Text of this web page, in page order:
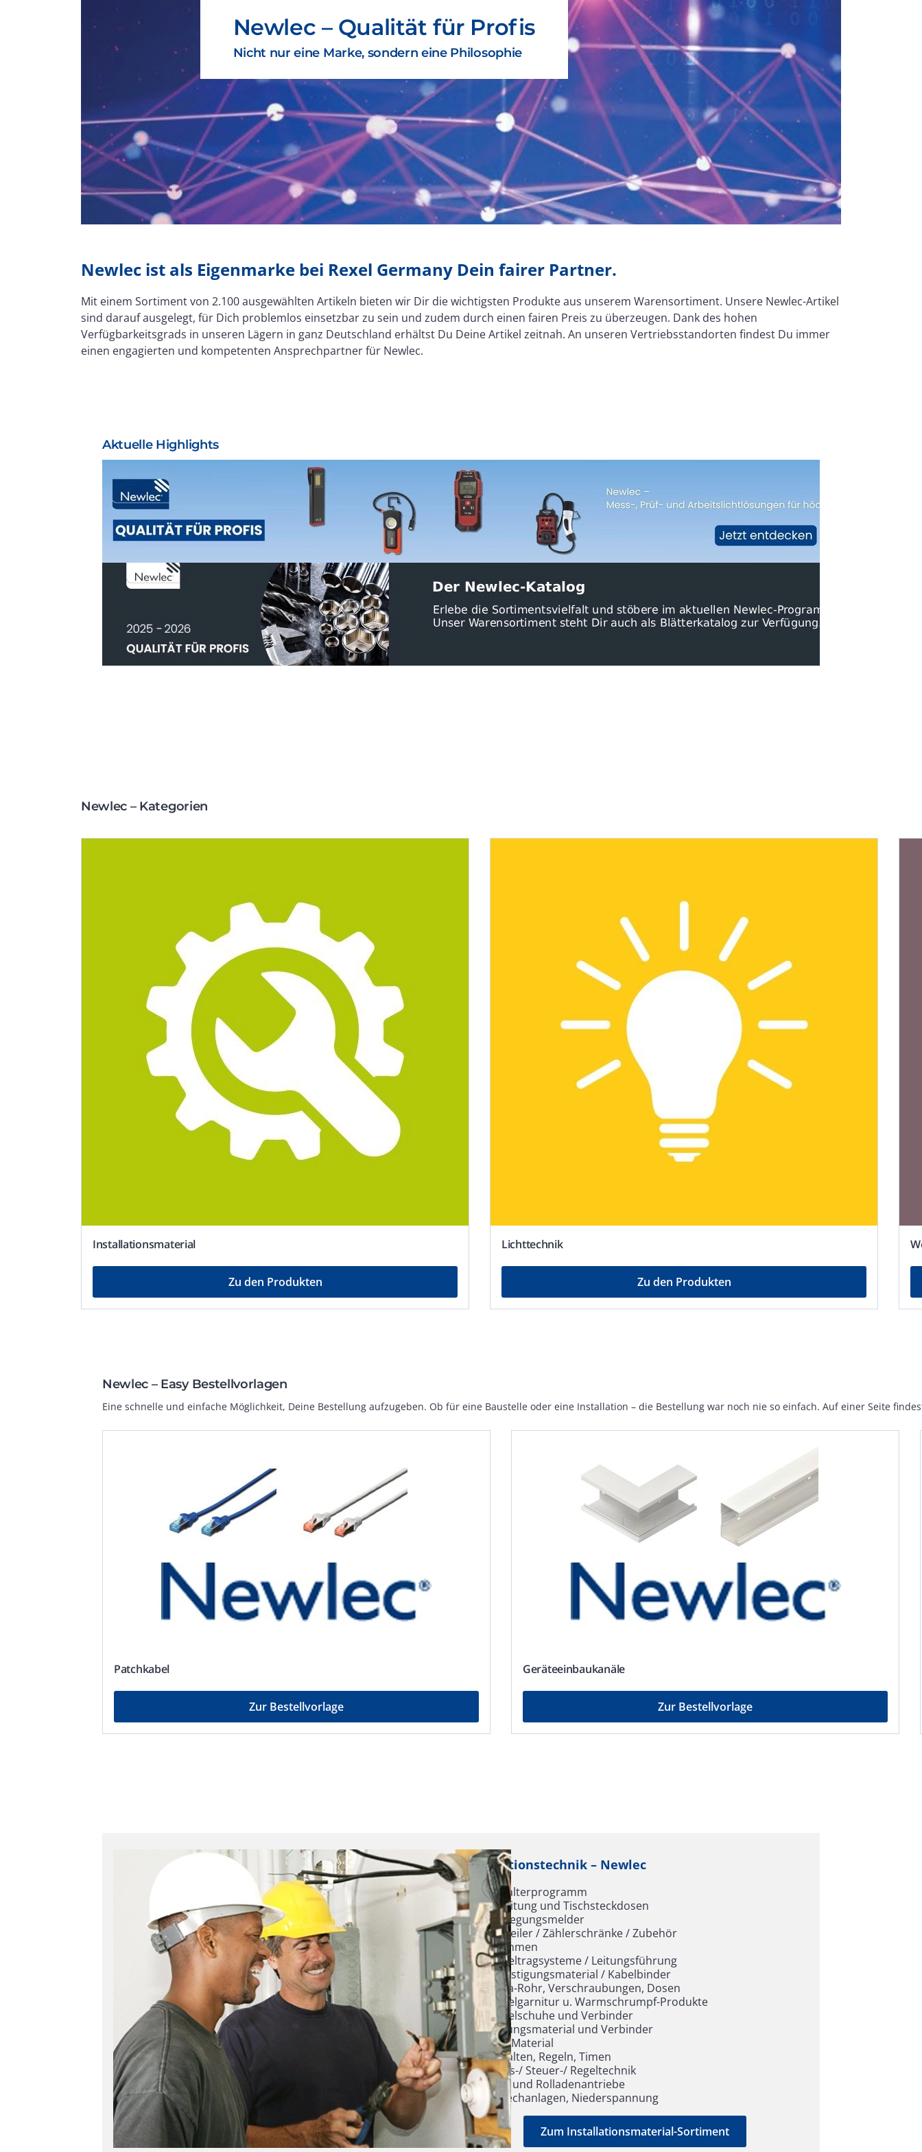
Newlec – Qualität für Profis
Nicht nur eine Marke, sondern eine Philosophie
Newlec ist als Eigenmarke bei Rexel Germany Dein fairer Partner.
Mit einem Sortiment von 2.100 ausgewählten Artikeln bieten wir Dir die wichtigsten Produkte aus unserem Warensortiment. Unsere Newlec-Artikel
sind darauf ausgelegt, für Dich problemlos einsetzbar zu sein und zudem durch einen fairen Preis zu überzeugen. Dank des hohen
Verfügbarkeitsgrads in unseren Lägern in ganz Deutschland erhältst Du Deine Artikel zeitnah. An unseren Vertriebsstandorten findest Du immer
einen engagierten und kompetenten Ansprechpartner für Newlec.
Aktuelle Highlights
Newlec – Kategorien
Installations­material
Zu den Produkten
Licht­technik
Zu den Produkten
Newlec – Easy Bestellvorlagen
Eine schnelle und einfache Möglichkeit, Deine Bestellung aufzugeben. Ob für eine Baustelle oder eine Installation – die Bestellung war noch nie so einfach. Auf einer Seite
Patch­kabel
Zur Bestellvorlage
Geräte­ein­bau­kanäle
Zur Bestellvorlage
In­stal­la­ti­ons­tech­nik – Newlec
Schalterprogramm
Zuleitung und Tischsteckdosen
Bewegungsmelder
Verteiler / Zählerschränke / Zubehör
Klemmen
Kabeltragsysteme / Leitungsführung
Befestigungsmaterial / Kabelbinder
Insta-Rohr, Verschraubungen, Dosen
Kabelgarnitur u. Warmschrumpf-Produkte
Kabelschuhe und Verbinder
Erdungsmaterial und Verbinder
CEE-Material
Schalten, Regeln, Timen
Mess-/ Steuer-/ Regeltechnik
Tor- und Rolladenantriebe
Sprechanlagen, Niederspannung
Zum Installations­material-Sortiment